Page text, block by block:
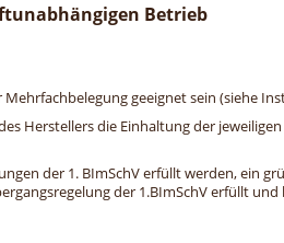
Betrieb
geeignet sein (siehe
Herstellers die Einhaltung der
der 1. BImSchV erfüllt werden, ein
der 1.BImSchV erfüllt